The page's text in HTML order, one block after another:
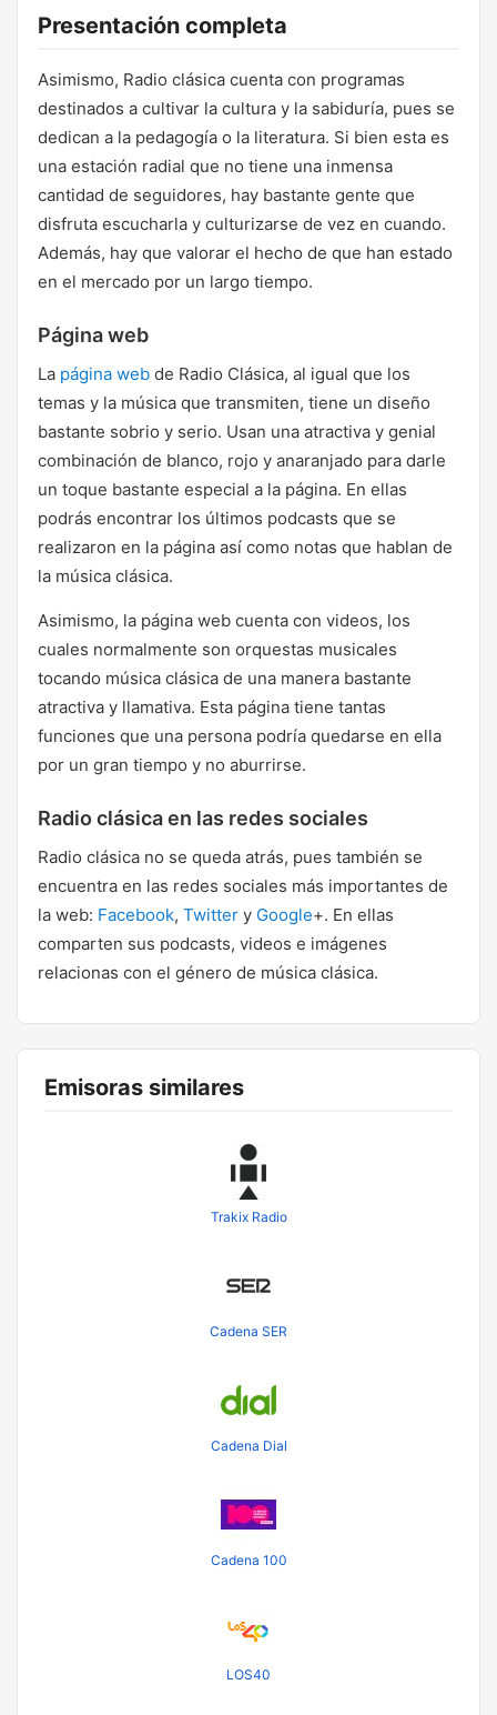
Presentación completa
Asimismo, Radio clásica cuenta con programas
destinados a cultivar la cultura y la sabiduría, pues se
dedican a la pedagogía o la literatura. Si bien esta es
una estación radial que no tiene una inmensa
cantidad de seguidores, hay bastante gente que
disfruta escucharla y culturizarse de vez en cuando.
Además, hay que valorar el hecho de que han estado
en el mercado por un largo tiempo.
Página web
La página web de Radio Clásica, al igual que los
temas y la música que transmiten, tiene un diseño
bastante sobrio y serio. Usan una atractiva y genial
combinación de blanco, rojo y anaranjado para darle
un toque bastante especial a la página. En ellas
podrás encontrar los últimos podcasts que se
realizaron en la página así como notas que hablan de
la música clásica.
Asimismo, la página web cuenta con videos, los
cuales normalmente son orquestas musicales
tocando música clásica de una manera bastante
atractiva y llamativa. Esta página tiene tantas
funciones que una persona podría quedarse en ella
por un gran tiempo y no aburrirse.
Radio clásica en las redes sociales
Radio clásica no se queda atrás, pues también se
encuentra en las redes sociales más importantes de
la web: Facebook, Twitter y Google+. En ellas
comparten sus podcasts, videos e imágenes
relacionas con el género de música clásica.
Emisoras similares
Trakix Radio
Cadena SER
Cadena Dial
Cadena 100
LOS40